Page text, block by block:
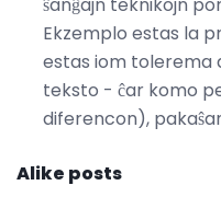
ŝanĝajn teknikojn
Ekzemplo estas la
estas iom tolerema
teksto - ĉar komo
diferencon),
Alike posts